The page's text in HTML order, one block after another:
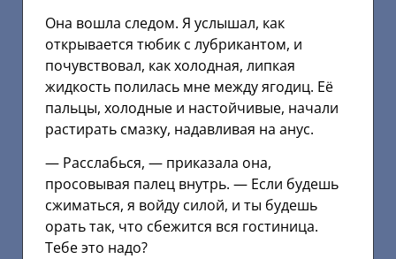
Она вошла следом. Я услышал, как
открывается тюбик с лубрикантом, и
почувствовал, как холодная, липкая
жидкость полилась мне между ягодиц. Её
пальцы, холодные и настойчивые, начали
растирать смазку, надавливая на анус.
— Расслабься, — приказала она,
просовывая палец внутрь. — Если будешь
сжиматься, я войду силой, и ты будешь
орать так, что сбежится вся гостиница.
Тебе это надо?